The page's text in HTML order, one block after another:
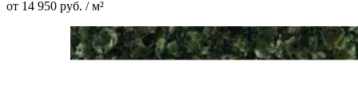
от 14 950 руб. / м²